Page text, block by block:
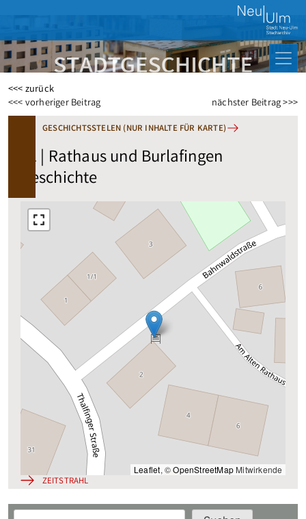
<<< zurück
Beitragsnavigation
<<< vorheriger Beitrag nächster Beitrag >>>
GESCHICHTSSTELEN (NUR INHALTE FÜR KARTE)
51 | Rathaus und Burlafingen
Geschichte
Leaflet, ©OpenStreetMapMitwirkende
ZEITSTRAHL
Suchen